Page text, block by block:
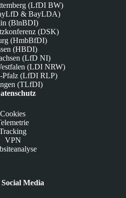
(LfDI BW)
& BayLDA)
(BlnBDI)
(DSK)
(HmbBfDI)
(HBDI)
(LfD NI)
(LDI NRW)
Pfalz (LfDI RLP)
(TLfDI)
Cookies
VPN
Media